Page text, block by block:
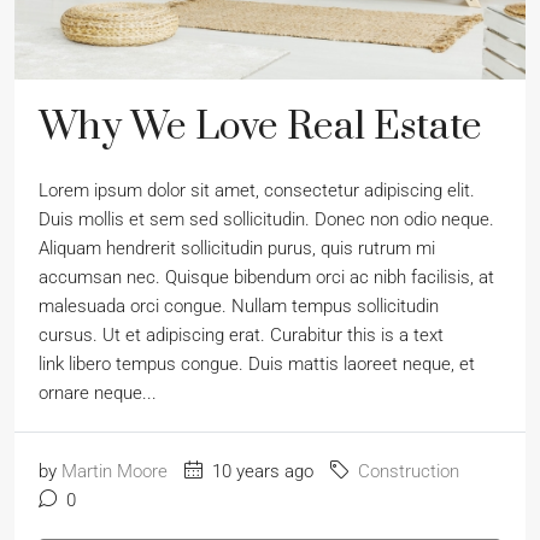
Why We Love Real Estate
Lorem ipsum dolor sit amet, consectetur adipiscing elit.
Duis mollis et sem sed sollicitudin. Donec non odio neque.
Aliquam hendrerit sollicitudin purus, quis rutrum mi
accumsan nec. Quisque bibendum orci ac nibh facilisis, at
malesuada orci congue. Nullam tempus sollicitudin
cursus. Ut et adipiscing erat. Curabitur this is a text
link libero tempus congue. Duis mattis laoreet neque, et
ornare neque...
by Martin Moore 10 years ago
Construction
0